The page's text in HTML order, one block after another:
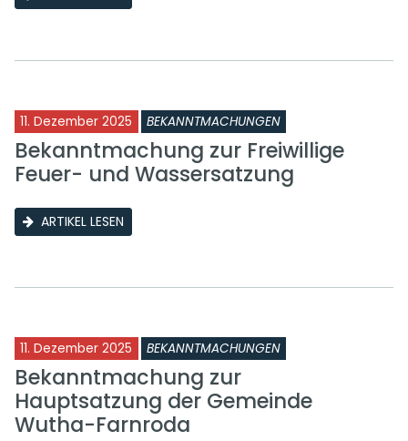
11. Dezember 2025 BEKANNTMACHUNGEN
Bekanntmachung zur Freiwillige
Feuer- und Wassersatzung
ARTIKEL LESEN
11. Dezember 2025 BEKANNTMACHUNGEN
Bekanntmachung zur
Hauptsatzung der Gemeinde
Wutha-Farnroda